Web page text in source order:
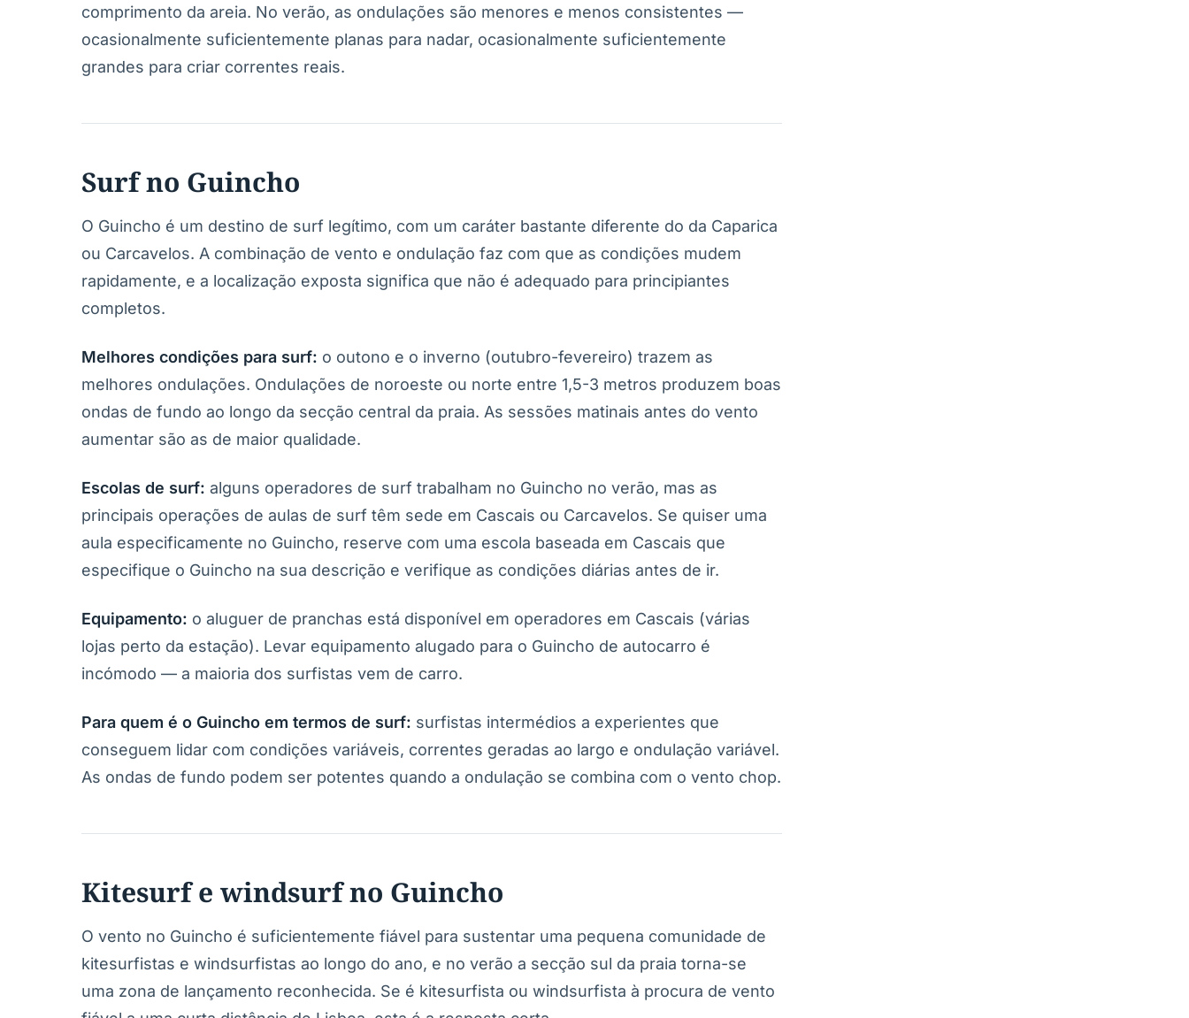
comprimento da areia. No verão, as ondulações são menores e menos consistentes —
ocasionalmente suficientemente planas para nadar, ocasionalmente suficientemente
grandes para criar correntes reais.
Surf no Guincho
O Guincho é um destino de surf legítimo, com um caráter bastante diferente do da Caparica
ou Carcavelos. A combinação de vento e ondulação faz com que as condições mudem
rapidamente, e a localização exposta significa que não é adequado para principiantes
completos.
Melhores condições para surf: o outono e o inverno (outubro-fevereiro) trazem as
melhores ondulações. Ondulações de noroeste ou norte entre 1,5-3 metros produzem boas
ondas de fundo ao longo da secção central da praia. As sessões matinais antes do vento
aumentar são as de maior qualidade.
Escolas de surf: alguns operadores de surf trabalham no Guincho no verão, mas as
principais operações de aulas de surf têm sede em Cascais ou Carcavelos. Se quiser uma
aula especificamente no Guincho, reserve com uma escola baseada em Cascais que
especifique o Guincho na sua descrição e verifique as condições diárias antes de ir.
Equipamento: o aluguer de pranchas está disponível em operadores em Cascais (várias
lojas perto da estação). Levar equipamento alugado para o Guincho de autocarro é
incómodo — a maioria dos surfistas vem de carro.
Para quem é o Guincho em termos de surf: surfistas intermédios a experientes que
conseguem lidar com condições variáveis, correntes geradas ao largo e ondulação variável.
As ondas de fundo podem ser potentes quando a ondulação se combina com o vento chop.
Kitesurf e windsurf no Guincho
O vento no Guincho é suficientemente fiável para sustentar uma pequena comunidade de
kitesurfistas e windsurfistas ao longo do ano, e no verão a secção sul da praia torna-se
uma zona de lançamento reconhecida. Se é kitesurfista ou windsurfista à procura de vento